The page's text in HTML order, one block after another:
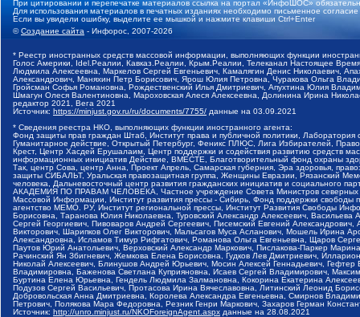
При цитировании и перепечатке материалов ссылка на портал «ИнфоШОС»
Для использования материалов в печатных изданиях необходимо письменное
Если вы увидели ошибку, выделите ее мышкой и нажмите клавиши Ctrl+Enter
©Создание сайта - Инфорос, 2007-2026
* Реестр иностранных средств массовой информации, выполняющих функции
Голос Америки, Idel.Реалии, Кавказ.Реалии, Крым.Реалии, Телеканал Настоящее
Людмила Алексеевна, Маркелов Сергей Евгеньевич, Камалягин Денис Николаевич,
Александрович, Маняхин Петр Борисович, Ярош Юлия Петровна, Чуракова Ольга
Гройсман Софья Романовна, Рождественский Илья Дмитриевич, Апухтина Юлия
Шмагун Олеся Валентиновна, Мароховская Алеся Алексеевна, Долинина Ирина
редактор 2021, Вега 2021
Источник: https://minjust.gov.ru/ru/documents/7755/ данные на 03.09.2021
* Сведения реестра НКО, выполняющих функции иностранного агента:
Фонд защиты прав граждан Штаб, Институт права и публичной политики,
Гуманитарное действие, Открытый Петербург, Феникс ПЛЮС, Лига Избирателей,
Крест, Центр Хасдей Ерушалаим, Центр поддержки и содействия развитию средств
информационных инициатив Действие, ВМЕСТЕ, Благотворительный фонд охраны
Так, центр Сова, центр Анна, Проект Апрель, Самарская губерния, Эра здоровья,
защиты СИБАЛЬТ, Уральская правозащитная группа, Женщины Евразии, Рязанский
человека, Дальневосточный центр развития гражданских инициатив и социального
АКАДЕМИЯ ПО ПРАВАМ ЧЕЛОВЕКА, Частное учреждение Совета Министров северных
Массовой Информации, Институт развития прессы - Сибирь, Фонд поддержки
агентство МЕМО. РУ, Институт региональной прессы, Институт Развития Свободы
Борисовна, Таранова Юлия Николаевна, Туровский Александр Алексеевич,
Сергей Георгиевич, Пивоваров Андрей Сергеевич, Писемский Евгений
Викторович, Шарипков Олег Викторович, Мальсагов Муса Асланович, Мошель Ирина
Александровна, Исламов Тимур Рифгатович, Романова Ольга Евгеньевна, Щаров
Паутов Юрий Анатольевич, Верховский Александр Маркович, Пислакова-Паркер
Рачинский Ян Збигневич, Жемкова Елена Борисовна, Гудков Лев Дмитриевич,
Николай Алексеевич, Блинушов Андрей Юрьевич, Мосин Алексей Геннадьевич,
Владимировна, Баженова Светлана Куприяновна, Исаев Сергей Владимирович,
Буртина Елена Юрьевна, Гендель Людмила Залмановна, Кокорина Екатерина
Подузов Сергей Васильевич, Протасова Ирина Вячеславовна, Литинский Леонид
Добровольская Анна Дмитриевна, Королева Александра Евгеньевна, Смирнов
Петрович, Полякова Мара Федоровна, Резник Генри Маркович, Захаров Герман
Источник: http://unro.minjust.ru/NKOForeignAgent.aspx данные на 28.08.2021